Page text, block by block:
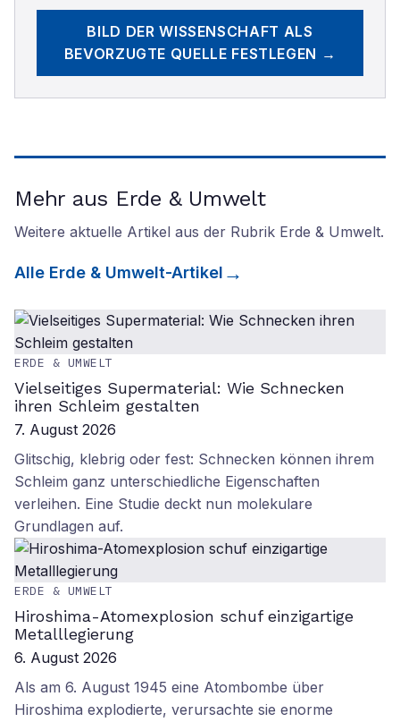
BILD DER WISSENSCHAFT ALS
BEVORZUGTE QUELLE FESTLEGEN →
Mehr aus Erde & Umwelt
Weitere aktuelle Artikel aus der Rubrik Erde & Umwelt.
Alle Erde & Umwelt-Artikel
ERDE & UMWELT
Vielseitiges Supermaterial: Wie Schnecken
ihren Schleim gestalten
7. August 2026
Glitschig, klebrig oder fest: Schnecken können ihrem
Schleim ganz unterschiedliche Eigenschaften
verleihen. Eine Studie deckt nun molekulare
Grundlagen auf.
ERDE & UMWELT
Hiroshima-Atomexplosion schuf einzigartige
Metalllegierung
6. August 2026
Als am 6. August 1945 eine Atombombe über
Hiroshima explodierte, verursachte sie enorme